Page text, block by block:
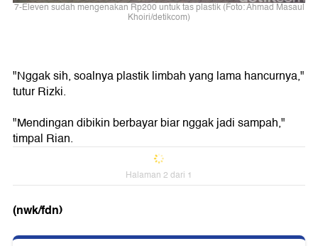
7-Eleven sudah mengenakan Rp200 untuk tas plastik (Foto: Ahmad Masaul
Khoiri/detikcom)
"Nggak sih, soalnya plastik limbah yang lama hancurnya,"
tutur Rizki.
"Mendingan dibikin berbayar biar nggak jadi sampah,"
timpal Rian.
Halaman 2 dari 1
(nwk/fdn)